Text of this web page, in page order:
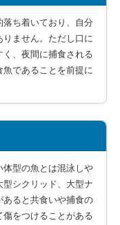
ち着いており、自分
ません。ただし口に
く、夜間に捕食される
であることを前提に
体型の魚とは混泳しや
シクリッド、大型ナ
あると共食いや捕食の
をつけることがある